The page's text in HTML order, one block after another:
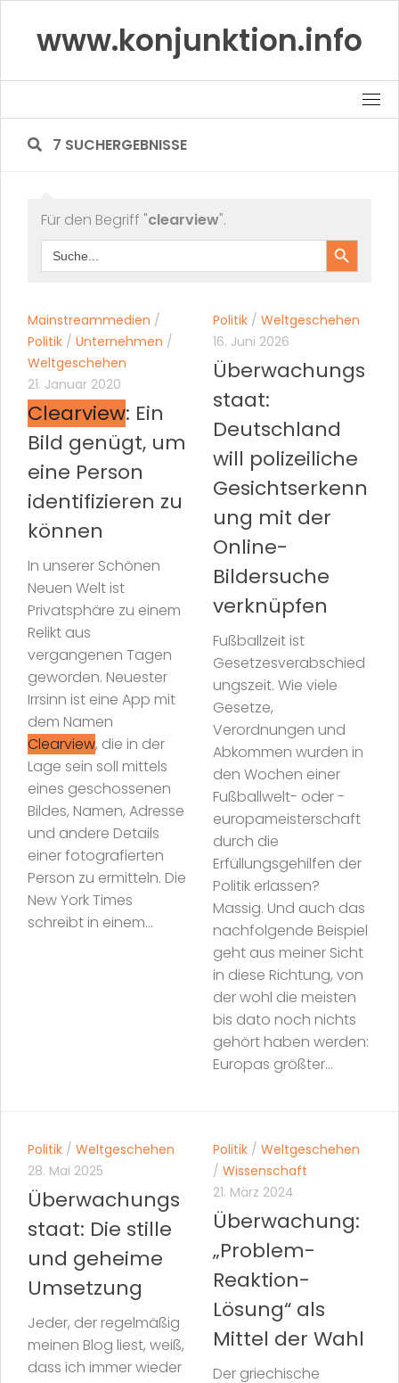
contentwww.konjunktion.info
7 SUCHERGEBNISSE
Für den Begriff "clearview".
Search
for:
Search Button
Mainstreammedien /
Politik / Unternehmen /
Weltgeschehen
21. Januar 2020
Clearview: Ein
Bild genügt, um
eine Person
identifizieren zu
können
In unserer Schönen
Neuen Welt ist
Privatsphäre zu einem
Relikt aus
vergangenen Tagen
geworden. Neuester
Irrsinn ist eine App mit
dem Namen
Clearview, die in der
Lage sein soll mittels
eines geschossenen
Bildes, Namen, Adresse
und andere Details
einer fotografierten
Person zu ermitteln. Die
New York Times
schreibt in einem...
Politik / Weltgeschehen
16. Juni 2026
Überwachungs
staat:
Deutschland
will polizeiliche
Gesichtserkenn
ung mit der
Online-
Bildersuche
verknüpfen
Fußballzeit ist
Gesetzesverabschied
ungszeit. Wie viele
Gesetze,
Verordnungen und
Abkommen wurden in
den Wochen einer
Fußballwelt- oder -
europameisterschaft
durch die
Erfüllungsgehilfen der
Politik erlassen?
Massig. Und auch das
nachfolgende Beispiel
geht aus meiner Sicht
in diese Richtung, von
der wohl die meisten
bis dato noch nichts
gehört haben werden:
Europas größter...
Politik / Weltgeschehen
28. Mai 2025
Überwachungs
staat: Die stille
und geheime
Umsetzung
Jeder, der regelmäßig
meinen Blog liest, weiß,
dass ich immer wieder
Politik / Weltgeschehen
/ Wissenschaft
21. März 2024
Überwachung:
„Problem-
Reaktion-
Lösung“ als
Mittel der Wahl
Der griechische